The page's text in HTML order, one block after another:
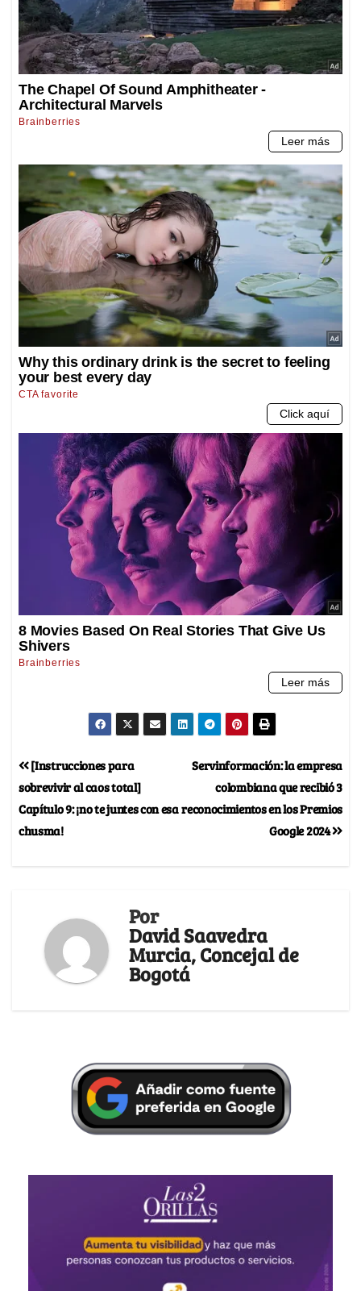
Servinformación: la empresa
colombiana que recibió 3
reconocimientos en los Premios
Google 2024
[Instrucciones para
sobrevivir al caos total]
Capítulo 9: ¡no te juntes con esa
chusma!
Por
David Saavedra
Murcia, Concejal de
Bogotá